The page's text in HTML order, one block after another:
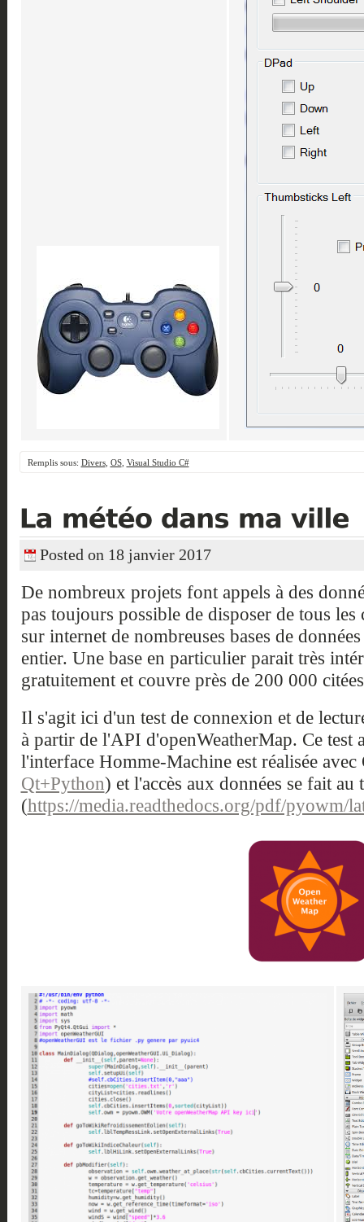
Remplis sous: Divers, OS, Visual Studio C#
Posted on 18 janvier 2017
De nombreux projets font appels à des
pas toujours possible de disposer de tous les
sur internet de nombreuses bases de
entier. Une base en particulier parait très
gratuitement et couvre près de 200 000
Il s'agit ici d'un test de connexion et de
à partir de l'API d'openWeatherMap. Ce test
l'interface Homme-Machine est réalisée
Qt+Python) et l'accès aux données se fait
(https://media.readthedocs.org/pdf/pyowm/